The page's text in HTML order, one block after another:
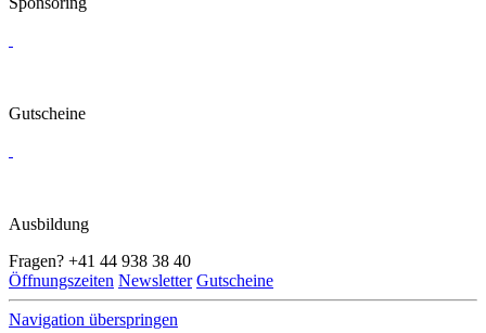
Gutscheine
Ausbildung
Fragen? +41 44 938 38 40
Öffnungszeiten Newsletter Gutscheine
Navigation überspringen